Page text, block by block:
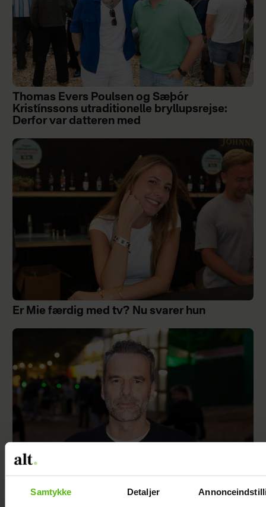
Samtykke Detaljer
Thomas Evers Poulsen og Sæþór
Kristínssons utraditionelle bryllupsrejse:
Derfor var datteren med
Er Mie færdig med tv? Nu svarer hun